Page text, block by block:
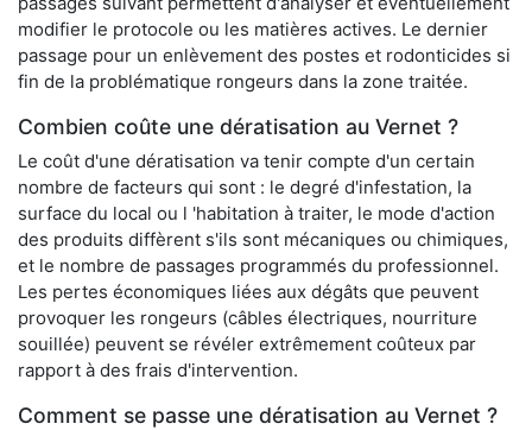
modifier le protocole ou les matières actives. Le dernier
passage pour un enlèvement des postes et rodonticides si
fin de la problématique rongeurs dans la zone traitée.
Combien coûte une dératisation au Vernet ?
Le coût d'une dératisation va tenir compte d'un certain
nombre de facteurs qui sont : le degré d'infestation, la
surface du local ou l 'habitation à traiter, le mode d'action
des produits diffèrent s'ils sont mécaniques ou chimiques,
et le nombre de passages programmés du professionnel.
Les pertes économiques liées aux dégâts que peuvent
provoquer les rongeurs (câbles électriques, nourriture
souillée) peuvent se révéler extrêmement coûteux par
rapport à des frais d'intervention.
Comment se passe une dératisation au Vernet ?